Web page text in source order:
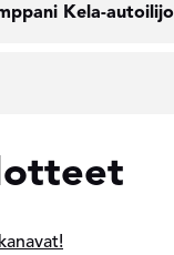
Kela-